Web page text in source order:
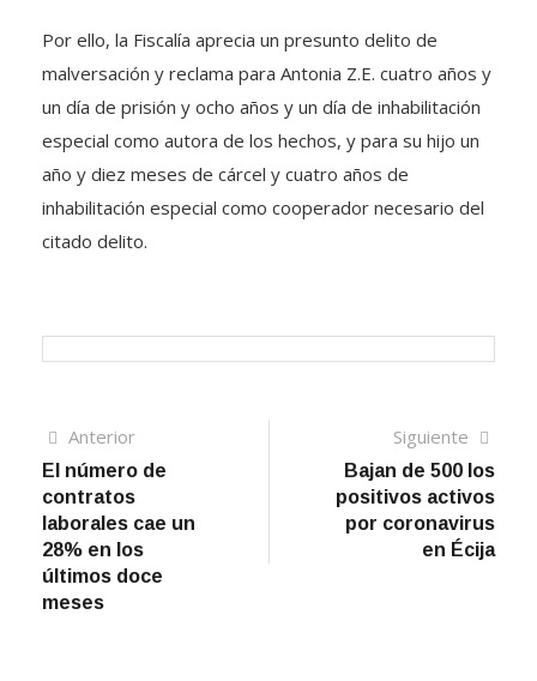
Por ello, la Fiscalía aprecia un presunto delito de
malversación y reclama para Antonia Z.E. cuatro años y
un día de prisión y ocho años y un día de inhabilitación
especial como autora de los hechos, y para su hijo un
año y diez meses de cárcel y cuatro años de
inhabilitación especial como cooperador necesario del
citado delito.
Navegación
de
entradas
AnteriorArtículo
anterior
El número de
contratos
laborales cae un
28% en los
últimos doce
meses
Siguiente
Bajan de 500 los
positivos activos
por coronavirus
en Écija